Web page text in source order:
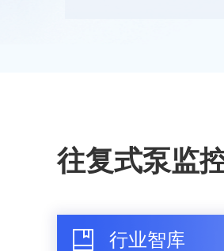
往复式泵监
行业智库